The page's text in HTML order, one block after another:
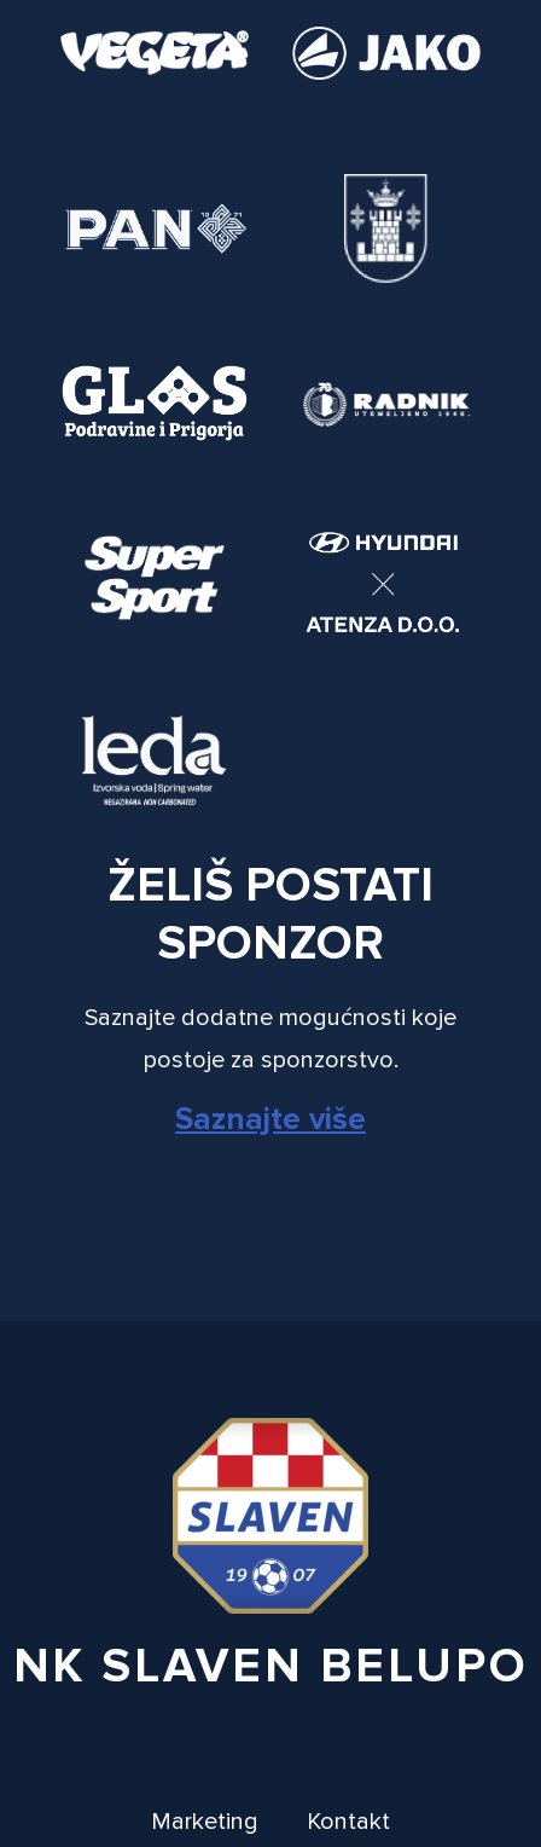
ŽELIŠ POSTATI
SPONZOR
Saznajte dodatne mogućnosti koje
postoje za sponzorstvo.
Saznajte više
NK SLAVEN BELUPO
Marketing Kontakt